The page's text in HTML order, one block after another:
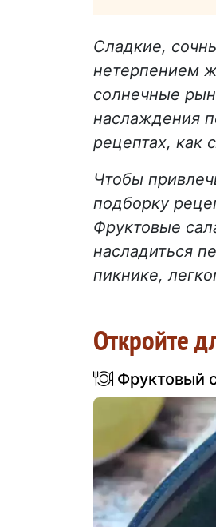
Сладкие,
нетерпением
солнечные
наслаждения
рецептах, как
Чтобы
подборку
Фруктовые
насладиться
пикнике,
Откройте
Фруктовый